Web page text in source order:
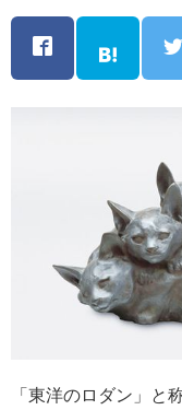
「東洋のロダン」と